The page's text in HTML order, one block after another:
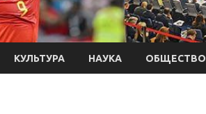
КУЛЬТУРА НАУКА ОБЩЕСТВО